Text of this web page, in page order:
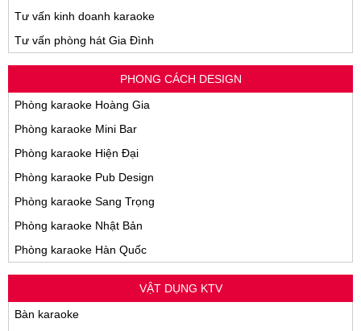
Tư vấn kinh doanh karaoke
Tư vấn phòng hát Gia Đình
PHONG CÁCH DESIGN
Phòng karaoke Hoàng Gia
Phòng karaoke Mini Bar
Phòng karaoke Hiện Đại
Phòng karaoke Pub Design
Phòng karaoke Sang Trọng
Phòng karaoke Nhật Bản
Phòng karaoke Hàn Quốc
VẬT DỤNG KTV
Bàn karaoke